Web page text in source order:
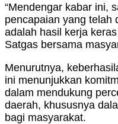
“Mendengar kabar ini,
pencapaian yang telah
adalah hasil kerja
Satgas bersama
Menurutnya,
ini menunjukkan
dalam mendukung
daerah, khususnya
bagi masyarakat.